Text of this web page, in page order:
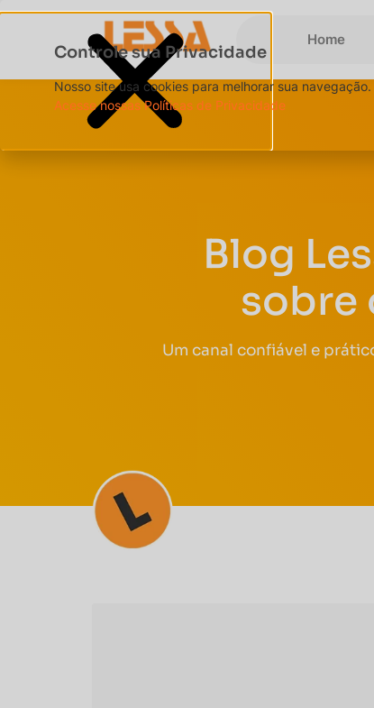
Home
Blog
sobre
Um canal confiável e
Controle sua Privacidade
Nosso site usa cookies para melhorar sua navegação.
Acesse nossas Políticas de Privacidade